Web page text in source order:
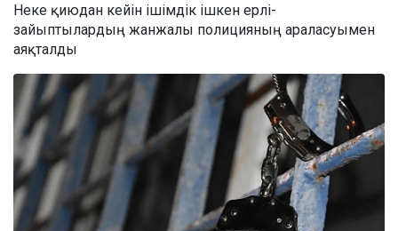
Неке қиюдан кейін ішімдік ішкен ерлі-
зайыптылардың жанжалы полицияның араласуымен
аяқталды